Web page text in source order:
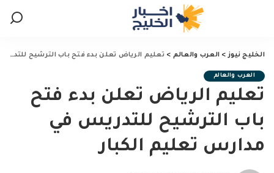
الخليج نيوز> العرب والعالم > تعليم الرياض تعلن بدء فتح باب الترشيح للتدريس في مدارس تعليم الكبار
العرب والعالم
تعليم الرياض تعلن بدء فتح
باب الترشيح للتدريس في
مدارس تعليم الكبار